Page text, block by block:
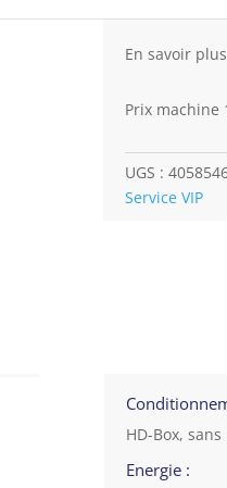
En savoir
Prix machine
UGS :
Service VIP
HD-Box,
Energie :